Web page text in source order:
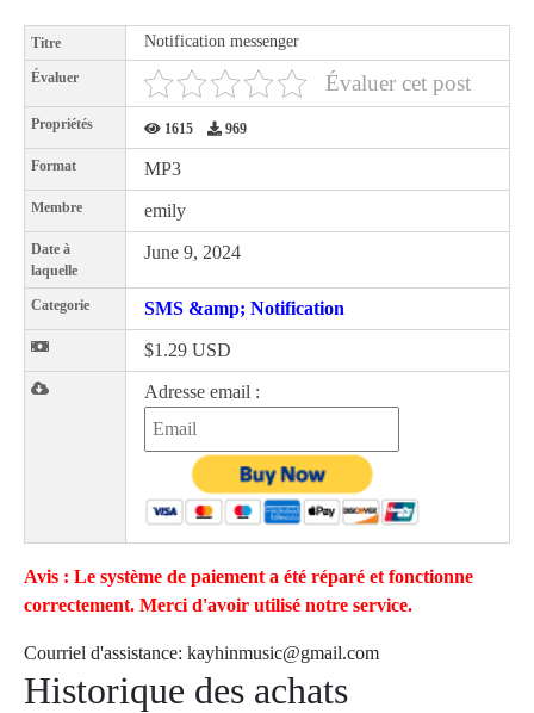
Titre Notification messenger
Évaluer Évaluer cet post
Propriétés 1615 969
Format MP3
Membre emily
Date à
laquelle
June 9, 2024
Categorie SMS &amp; Notification
$1.29 USD
Adresse email :
Avis : Le système de paiement a été réparé et fonctionne
correctement. Merci d'avoir utilisé notre service.
Courriel d'assistance: kayhinmusic@gmail.com
Historique des achats